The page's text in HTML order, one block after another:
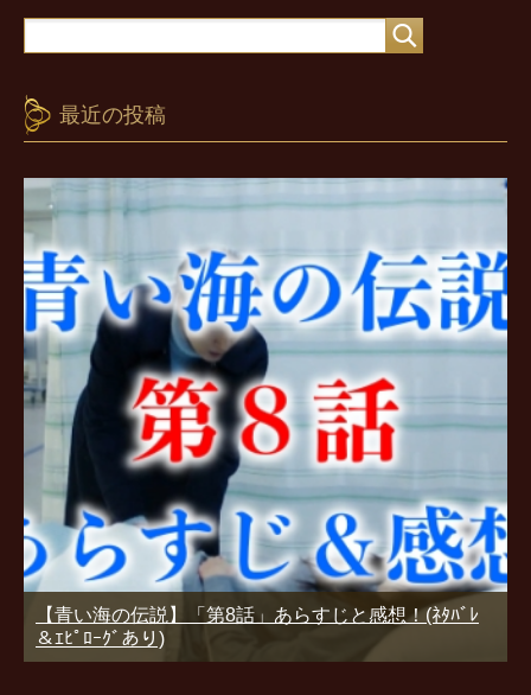
最近の投稿
【青い海の伝説】「第8話」あらすじと感想！(ﾈﾀﾊﾞﾚ
＆ｴﾋﾟﾛｰｸﾞあり)